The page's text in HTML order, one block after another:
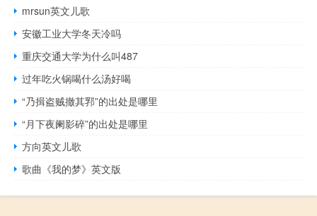
mrsun英文儿歌
安徽工业大学冬天冷吗
重庆交通大学为什么叫487
过年吃火锅喝什么汤好喝
“乃揖盗贼撤其郛”的出处是哪里
“月下夜阑影碎”的出处是哪里
方向英文儿歌
歌曲《我的梦》英文版